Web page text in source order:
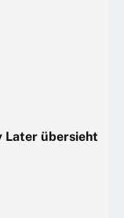
Later übersieht